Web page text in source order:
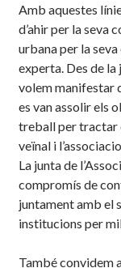
Amb aquestes
d’ahir per la seva
urbana per la
experta. Des de la
volem manifestar
es van assolir els
treball per tractar
veïnal i
La junta de
compromís de
juntament amb el
institucions per
També convidem